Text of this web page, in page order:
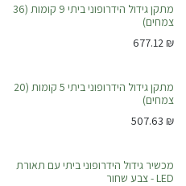
המוצר הנמכר ביותר
מתקן גידול הידרופוני ביתי 9 קומות (36
צמחים)
₪
677.12
מתקן גידול הידרופוני ביתי 5 קומות (20
צמחים)
₪
507.63
מכשיר גידול הידרופוני ביתי עם תאורת
LED - צבע שחור